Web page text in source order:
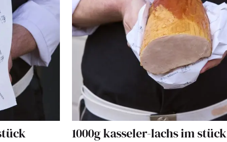
1000g kasseler-lachs im stück